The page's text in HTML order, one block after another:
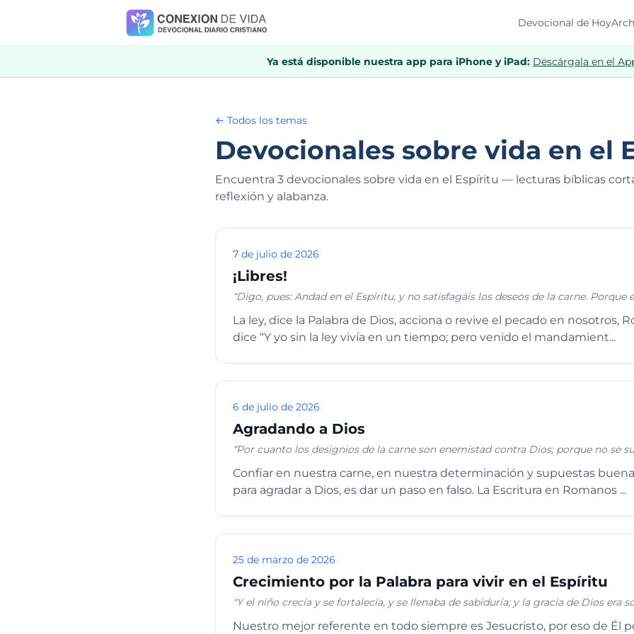
Devocional de Hoy
Ya está disponible nuestra app para iPhone y iPad: Descárgala en el
← Todos los temas
Devocionales sobre vida en el
Encuentra 3 devocionales sobre vida en el Espíritu — lecturas bíblicas
reflexión y alabanza.
7 de julio de 2026
¡Libres!
“Digo, pues: Andad en el Espíritu, y no satisfagáis los deseos de la carne. Porque
no hagáis lo que quisiereis. Pero si sois guiados por el Espíritu, no estáis bajo la
18 “Pero los que son de Cristo han crucificado la carne con sus pasiones y
La ley, dice la Palabra de Dios, acciona o revive el pecado en nosotros,
dice “Y yo sin la ley vivía en un tiempo; pero venido el mandamient...
6 de julio de 2026
Agradando a Dios
“Por cuanto los designios de la carne son enemistad contra Dios; porque no se
no vivís según la carne, sino según el Espíritu, si es que el Espíritu de Dios mora
alguno no tiene el Espíritu de Cristo, no es de él.” ROMANOS 8:7-9
Confiar en nuestra carne, en nuestra determinación y supuestas
para agradar a Dios, es dar un paso en falso. La Escritura en Romanos ...
25 de marzo de 2026
Crecimiento por la Palabra para vivir en el Espíritu
"Y el niño crecía y se fortalecía, y se llenaba de sabiduría; y la gracia de Dios era
Nuestro mejor referente en todo siempre es Jesucristo, por eso de Él